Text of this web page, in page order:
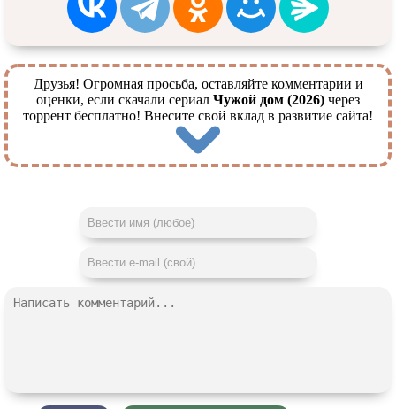
Друзья! Огромная просьба, оставляйте комментарии и
оценки, если скачали сериал Чужой дом (2026) через
торрент бесплатно! Внесите свой вклад в развитие сайта!